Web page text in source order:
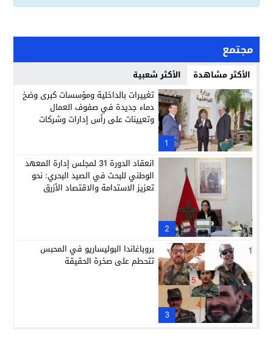
مجتمع
الأكثر مشاهدة الأكثر شعبية
1
تغييرات بالداخلية ومؤسسات كبرى وضخ
دماء جديدة في صفوف العمال
وتعيينات على رأس إدارات وشركات
2
انعقاد الدورة 31 لمجلس إدارة المعهد
الوطني للبحث في الصيد البحري: نحو
تعزيز الاستدامة والاقتصاد الأزرق
3
بروباغاندا البوليساريو في المحبس
تتحطم على صخرة الحقيقة